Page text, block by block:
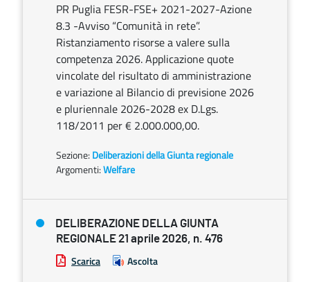
PR Puglia FESR-FSE+ 2021-2027-Azione
8.3 -Avviso “Comunità in rete”.
Ristanziamento risorse a valere sulla
competenza 2026. Applicazione quote
vincolate del risultato di amministrazione
e variazione al Bilancio di previsione 2026
e pluriennale 2026-2028 ex D.Lgs.
118/2011 per € 2.000.000,00.
Sezione: Deliberazioni della Giunta regionale
Argomenti:Welfare
DELIBERAZIONE DELLA GIUNTA
REGIONALE 21 aprile 2026, n. 476
Scarica Ascolta